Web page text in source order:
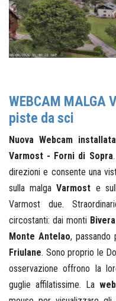
WEBCAM MALGA
piste da sci
Nuova Webcam
Varmost - Forni di Sopra
direzioni e consente una
sulla malgaVarmost e
Varmost due.
circostanti: dai monti
Monte Antelao, passando
Friulane. Sono proprio le
osservazione offrono la
guglie affilatissime. La